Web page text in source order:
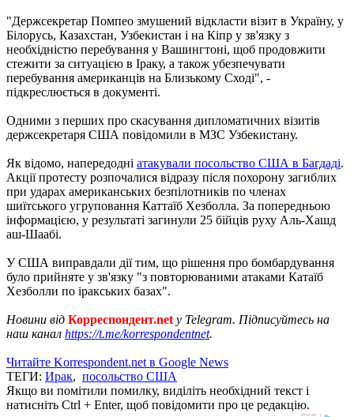
"Держсекретар Помпео змушений відкласти візит в Україну, у
Білорусь, Казахстан, Узбекистан і на Кіпр у зв'язку з
необхідністю перебування у Вашингтоні, щоб продовжити
стежити за ситуацією в Іраку, а також убезпечувати
перебування американців на Близькому Сході", -
підкреслюється в документі.
Одними з перших про скасування дипломатичних візитів
держсекретаря США повідомили в МЗС Узбекистану.
Як відомо, напередодні атакували посольство США в Багдаді.
Акції протесту розпочалися відразу після похорону загиблих
при ударах американських безпілотників по членах
шиїтського угруповання Каттаїб Хезболла. За попередньою
інформацією, у результаті загинули 25 бійців руху Аль-Хашд
аш-Шаабі.
У США виправдали дії тим, що рішення про бомбардування
було прийняте у зв'язку "з повторюваними атаками Катаїб
Хезболли по іракських базах".
Новини від Корреспондент.net у Telegram. Підписуйтесь на
наш канал https://t.me/korrespondentnet.
Читайте Korrespondent.net в Google News
ТЕГИ: Ирак, посольство США
Якщо ви помітили помилку, виділіть необхідний текст і
натисніть Ctrl + Enter, щоб повідомити про це редакцію.